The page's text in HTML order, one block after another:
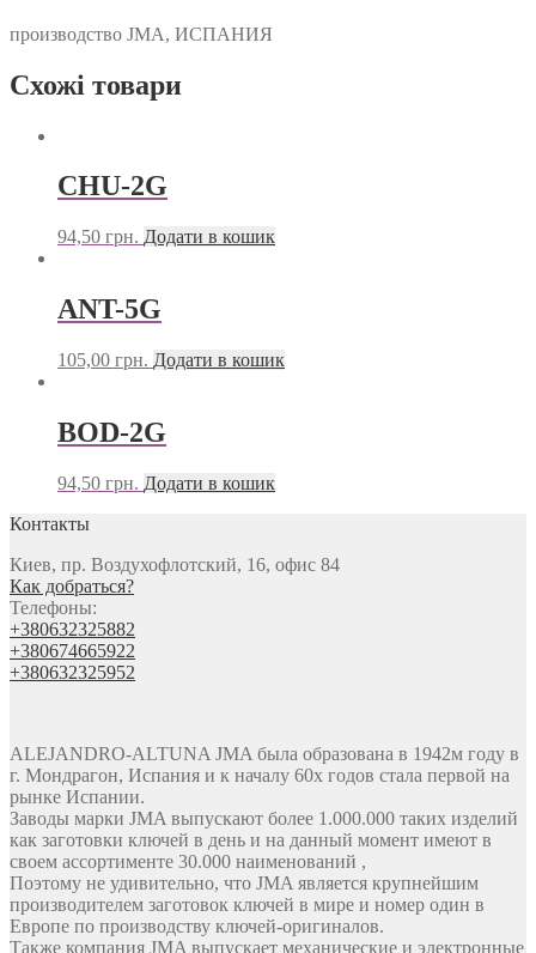
производство JMA, ИСПАНИЯ
Схожі товари
CHU-2G
94,50 грн. Додати в кошик
ANT-5G
105,00 грн. Додати в кошик
BOD-2G
94,50 грн. Додати в кошик
Контакты
Киев, пр. Воздухофлотский, 16, офис 84
Как добраться?
Телефоны:
+380632325882
+380674665922
+380632325952
ALEJANDRO-ALTUNA JMA была образована в 1942м году в
г. Мондрагон, Испания и к началу 60х годов стала первой на
рынке Испании.
Заводы марки JMA выпускают более 1.000.000 таких изделий
как заготовки ключей в день и на данный момент имеют в
своем ассортименте 30.000 наименований ,
Поэтому не удивительно, что JMA является крупнейшим
производителем заготовок ключей в мире и номер один в
Европе по производству ключей-оригиналов.
Также компания JMA выпускает механические и электронные